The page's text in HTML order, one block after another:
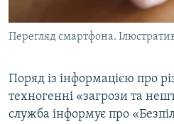
Перегляд смартфона.
Поряд із інформацією про
техногенні «загрози та
служба інформує про